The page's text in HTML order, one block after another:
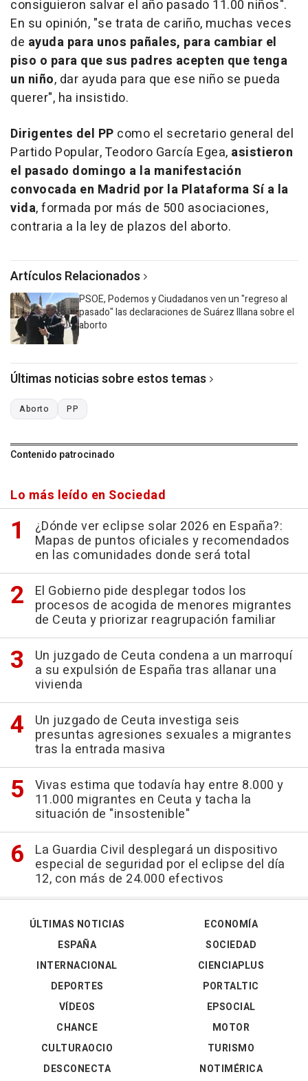
consiguieron salvar el año pasado 11.00 niños".
En su opinión, "se trata de cariño, muchas veces
de ayuda para unos pañales, para cambiar el
piso o para que sus padres acepten que tenga
un niño, dar ayuda para que ese niño se pueda
querer", ha insistido.
Dirigentes del PP como el secretario general del
Partido Popular, Teodoro García Egea, asistieron
el pasado domingo a la manifestación
convocada en Madrid por la Plataforma Sí a la
vida, formada por más de 500 asociaciones,
contraria a la ley de plazos del aborto.
Artículos Relacionados
PSOE, Podemos y Ciudadanos ven un "regreso al
pasado" las declaraciones de Suárez Illana sobre el
aborto
Últimas noticias sobre estos temas
Aborto PP
Contenido patrocinado
Lo más leído en Sociedad
¿Dónde ver eclipse solar 2026 en España?:
Mapas de puntos oficiales y recomendados
en las comunidades donde será total
El Gobierno pide desplegar todos los
procesos de acogida de menores migrantes
de Ceuta y priorizar reagrupación familiar
Un juzgado de Ceuta condena a un marroquí
a su expulsión de España tras allanar una
vivienda
Un juzgado de Ceuta investiga seis
presuntas agresiones sexuales a migrantes
tras la entrada masiva
Vivas estima que todavía hay entre 8.000 y
11.000 migrantes en Ceuta y tacha la
situación de "insostenible"
La Guardia Civil desplegará un dispositivo
especial de seguridad por el eclipse del día
12, con más de 24.000 efectivos
ÚLTIMAS NOTICIAS
ESPAÑA
INTERNACIONAL
DEPORTES
VÍDEOS
ECONOMÍA
SOCIEDAD
CIENCIAPLUS
PORTALTIC
EPSOCIAL
CHANCE
CULTURAOCIO
DESCONECTA
MOTOR
TURISMO
NOTIMÉRICA